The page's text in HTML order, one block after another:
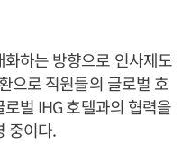
하는 방향으로 인사제도
으로 직원들의 글로벌 호
벌 IHG 호텔과의 협력을
중이다.